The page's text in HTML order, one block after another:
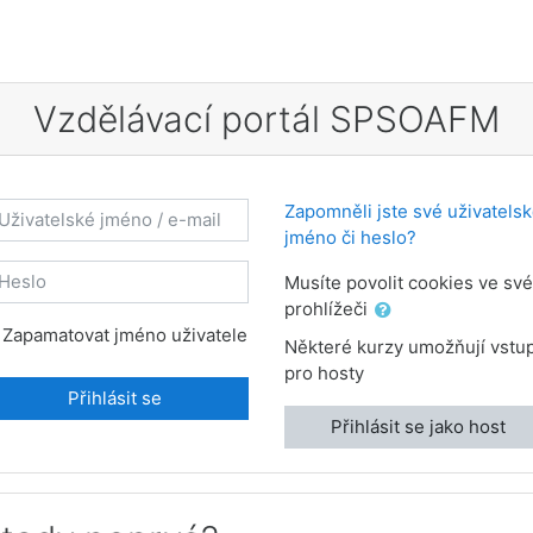
Vzdělávací portál SPSOAFM
jméno / e-mail
Zapamatovat jméno uživatele
Přihlásit se
Zapomněli jste své
jméno či heslo?
Musíte povolit cookies ve
prohlížeči
Některé kurzy umožňují
pro hosty
Přihlásit se jako host